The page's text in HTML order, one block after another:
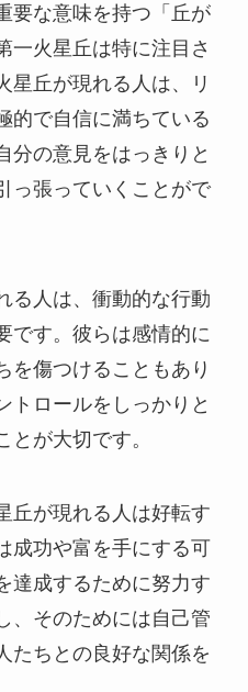
要な意味を持つ「丘が
一火星丘は特に注目さ
星丘が現れる人は、リ
的で自信に満ちている
分の意見をはっきりと
っ張っていくことがで
る人は、衝動的な行動
です。彼らは感情的に
を傷つけることもあり
トロールをしっかりと
が大切です。
丘が現れる人は好転す
成功や富を手にする可
達成するために努力す
、そのためには自己管
たちとの良好な関係を